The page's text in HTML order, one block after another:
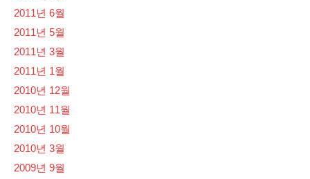
2011년 6월
2011년 5월
2011년 3월
2011년 1월
2010년 12월
2010년 11월
2010년 10월
2010년 3월
2009년 9월